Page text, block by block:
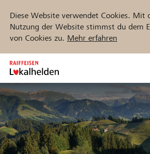
Diese Website verwendet Cookies. Mit
Nutzung der Website stimmst du dem
von Cookies zu. Mehr erfahren
Zum
Inhalt
springen
Jetzt starten